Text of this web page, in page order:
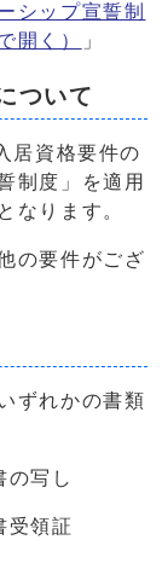
シップ宣誓制
開く） 」
ついて
居資格要件の
制度」を適用
なります。
の要件がござ
ずれかの書類
の写し
受領証